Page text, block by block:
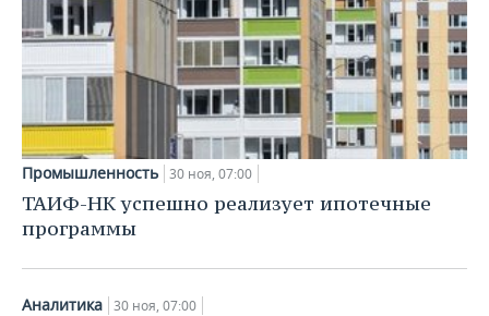
Промышленность 30 ноя, 07:00
ТАИФ-НК успешно реализует ипотечные
программы
Аналитика 30 ноя, 07:00